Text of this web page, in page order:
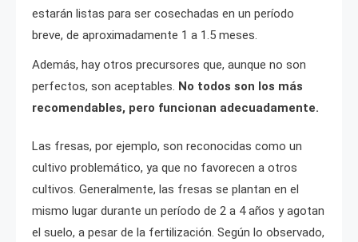
estarán listas para ser cosechadas en un período
breve, de aproximadamente 1 a 1.5 meses.
Además, hay otros precursores que, aunque no son
perfectos, son aceptables. No todos son los más
recomendables, pero funcionan adecuadamente.
Las fresas, por ejemplo, son reconocidas como un
cultivo problemático, ya que no favorecen a otros
cultivos. Generalmente, las fresas se plantan en el
mismo lugar durante un período de 2 a 4 años y agotan
el suelo, a pesar de la fertilización. Según lo observado,